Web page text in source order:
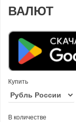
ВАЛЮТ
Купить
В количестве